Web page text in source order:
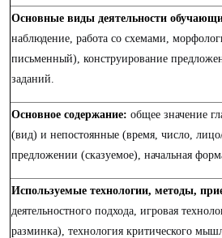
Основные виды деятельности
наблюдение, работа со схемами,
письменный), конструирование
заданий.
Основное содержание: общее значение
(вид) и непостоянные (время, число,
предложении (сказуемое), начальная
Используемые технологии, методы,
деятельностного подхода, игровая
разминка), технология критического